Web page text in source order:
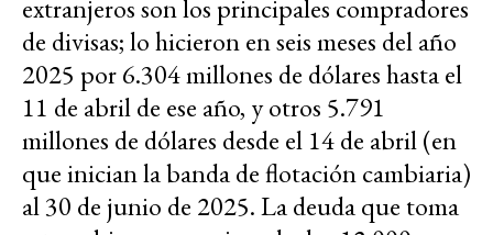
extranjeros son los principales compradores
de divisas; lo hicieron en seis meses del año
2025 por 6.304 millones de dólares hasta el
11 de abril de ese año, y otros 5.791
millones de dólares desde el 14 de abril (en
que inician la banda de flotación cambiaria)
al 30 de junio de 2025. La deuda que toma